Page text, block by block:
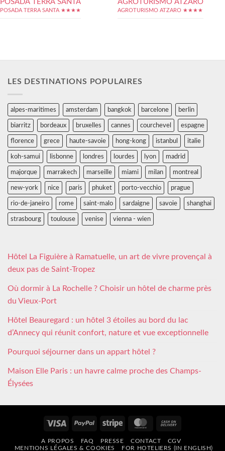
POSADA TERRA SANTA
POSADA TERRA SANTA ★★★★
AGROTURISMO ATZARO
AGROTURISMO ATZARO ★★★★
LES DESTINATIONS POPULAIRES
alpes-maritimes amsterdam bangkok barcelone berlin
biarritz bordeaux bruxelles cannes courchevel espagne
florence grece haute-savoie hong-kong istanbul italie
koh-samui lisbonne londres lourdes lyon madrid
majorque marrakech marseille miami milan montreal
new-york nice paris phuket porto-vecchio prague
rio-de-janeiro rome saint-malo sardaigne savoie shanghai
strasbourg toulouse venise vienna - wien
Hôtel La Figuière à Ramatuelle, un art de vivre provençal à
deux pas de Saint-Tropez
Où dormir à La Rochelle ? Choisir un hôtel de charme près
du Vieux-Port
Hôtel Beauregard : un hôtel 3 étoiles au bord du lac
d’Annecy qui réunit confort, nature et vue exceptionnelle
Pourquoi séjourner dans un appart hôtel ?
Maison Elle Paris : un havre calme proche des Champs-
Élysées
Visa PayPal Stripe MasterCard
Delivery
A PROPOS FAQ PRESSE CONTACT
CGV
MENTIONS LÉGALES & COOKIES
FOR HOTELIERS (IN ENGLISH)